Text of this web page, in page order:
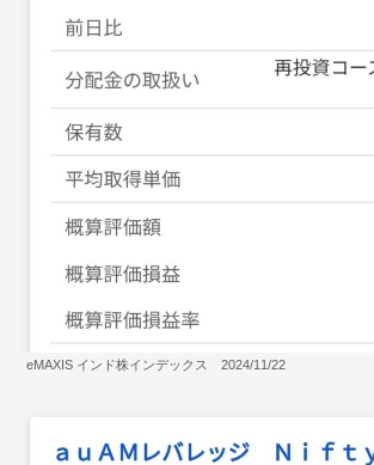
eMAXIS インド株インデックス 2024/11/22